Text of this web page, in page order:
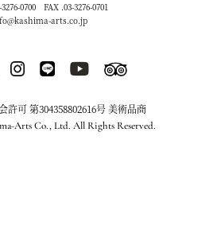
0700 FAX .03-3276-0701
arts.co.jp
許可 第304358802616号 美術品商
Arts Co., Ltd. All Rights Reserved.